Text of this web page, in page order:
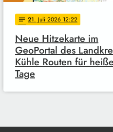
notes 21. Juli 2026 12:22
Neue Hitzekarte im
GeoPortal des
Kühle Routen für
Tage